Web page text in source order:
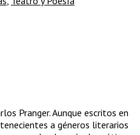
Pranger. Aunque escritos en
a géneros literarios